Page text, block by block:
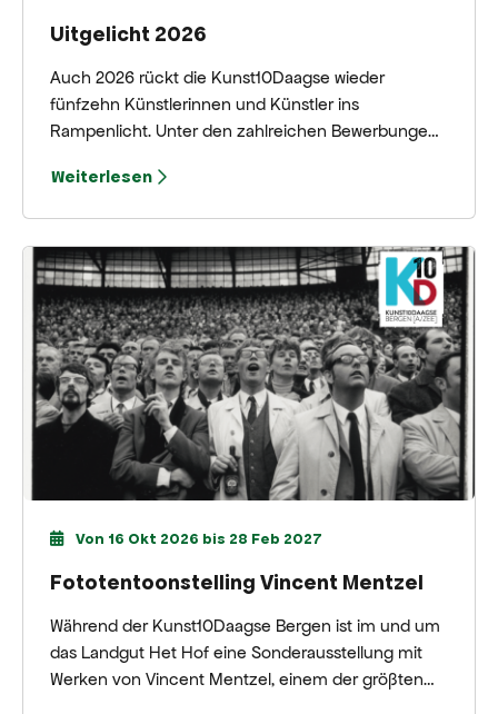
Uitgelicht 2026
Auch 2026 rückt die Kunst10Daagse wieder
fünfzehn Künstlerinnen und Künstler ins
Rampenlicht. Unter den zahlreichen Bewerbungen
vielversprechende und vielfältige Arbeiten. Daher
Künstlerinnen und Künstlern besonders
hervorzuheben.
Weiterlesen
Von 16 Okt 2026 bis 28 Feb 2027
Fototentoonstelling Vincent Mentzel
Während der Kunst10Daagse Bergen ist im und um
das Landgut Het Hof eine Sonderausstellung mit
Werken von Vincent Mentzel, einem der größten